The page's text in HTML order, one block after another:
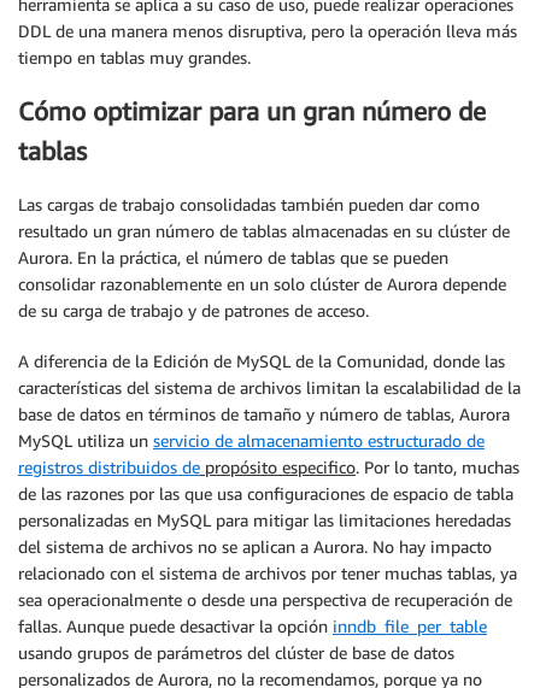
DDL de una manera menos disruptiva, pero la operación lleva más
tiempo en tablas muy grandes.
Cómo optimizar para un gran número de
tablas
Las cargas de trabajo consolidadas también pueden dar como
resultado un gran número de tablas almacenadas en su clúster de
Aurora. En la práctica, el número de tablas que se pueden
consolidar razonablemente en un solo clúster de Aurora depende
de su carga de trabajo y de patrones de acceso.
A diferencia de la Edición de MySQL de la Comunidad, donde las
características del sistema de archivos limitan la escalabilidad de la
base de datos en términos de tamaño y número de tablas, Aurora
MySQL utiliza un servicio de almacenamiento estructurado de
registros distribuidos de propósito especifico. Por lo tanto, muchas
de las razones por las que usa configuraciones de espacio de tabla
personalizadas en MySQL para mitigar las limitaciones heredadas
del sistema de archivos no se aplican a Aurora. No hay impacto
relacionado con el sistema de archivos por tener muchas tablas, ya
sea operacionalmente o desde una perspectiva de recuperación de
fallas. Aunque puede desactivar la opción inndb_file_per_table
usando grupos de parámetros del clúster de base de datos
personalizados de Aurora, no la recomendamos, porque ya no